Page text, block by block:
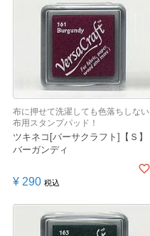
布に押せて洗濯しても色落ちしない
布用スタンプパッド！
ツキネコ[バーサクラフト]【Ｓ】
バーガンディ
¥ 290 税込